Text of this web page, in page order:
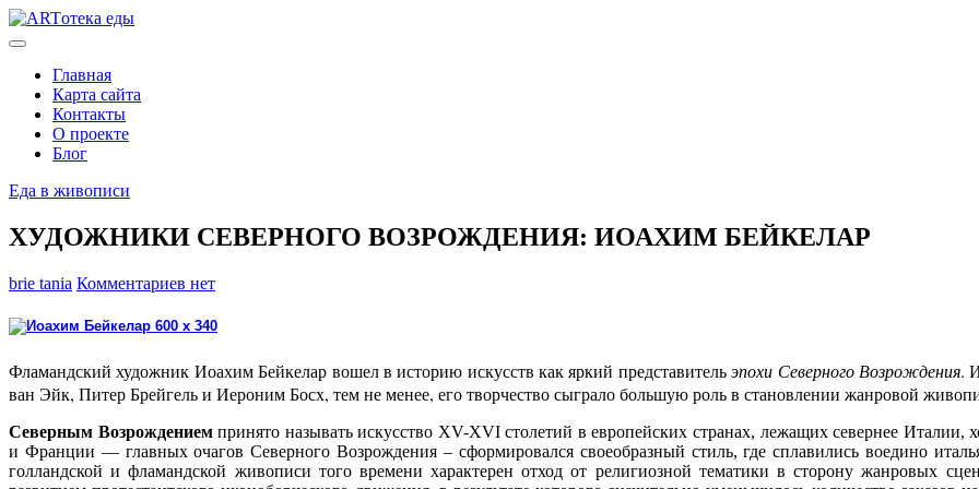
Главная
Карта сайта
Контакты
О проекте
Блог
Еда в живописи
ХУДОЖНИКИ СЕВЕРНОГО ВОЗРОЖДЕНИЯ: ИОАХИМ БЕЙКЕЛАР
brie tania Комментариев нет
Фламандский художник Иоахим Бейкелар вошел в историю искусств как яркий представительэпохи Северного Возрождения.
ван Эйк, Питер Брейгель и Иероним Босх, тем не менее, его творчество сыграло большую роль в становлении жанровой
Северным Возрождениемпринято называть искусство XV-XVI столетий в европейских странах, лежащих севернее Италии,
и Франции — главных очагов Северного Возрождения – сформировался своеобразный стиль, где сплавились воедино
голландской и фламандской живописи того времени характерен отход от религиозной тематики в сторону жанровых